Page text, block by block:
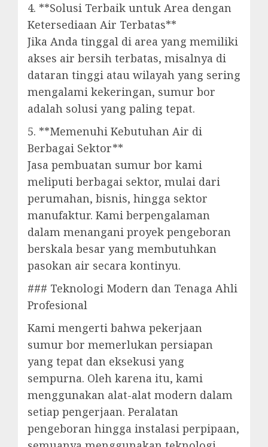
4. **Solusi Terbaik untuk Area dengan
Ketersediaan Air Terbatas**
Jika Anda tinggal di area yang memiliki
akses air bersih terbatas, misalnya di
dataran tinggi atau wilayah yang sering
mengalami kekeringan, sumur bor
adalah solusi yang paling tepat.
5. **Memenuhi Kebutuhan Air di
Berbagai Sektor**
Jasa pembuatan sumur bor kami
meliputi berbagai sektor, mulai dari
perumahan, bisnis, hingga sektor
manufaktur. Kami berpengalaman
dalam menangani proyek pengeboran
berskala besar yang membutuhkan
pasokan air secara kontinyu.
### Teknologi Modern dan Tenaga Ahli
Profesional
Kami mengerti bahwa pekerjaan
sumur bor memerlukan persiapan
yang tepat dan eksekusi yang
sempurna. Oleh karena itu, kami
menggunakan alat-alat modern dalam
setiap pengerjaan. Peralatan
pengeboran hingga instalasi perpipaan,